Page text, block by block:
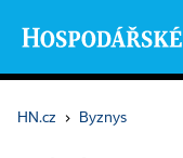
HN.cz › Byznys